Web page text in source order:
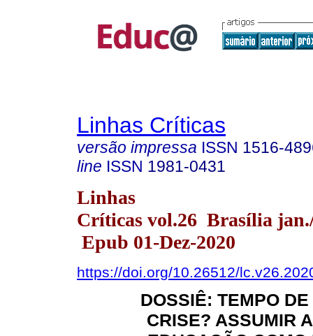
Linhas Críticas
versão impressa ISSN 1516-
line ISSN 1981-0431
Linhas
Críticas vol.26 Brasília
Epub 01-Dez-2020
https://doi.org/10.26512/
DOSSIÊ: TEMPO
CRISE? ASSUMIR